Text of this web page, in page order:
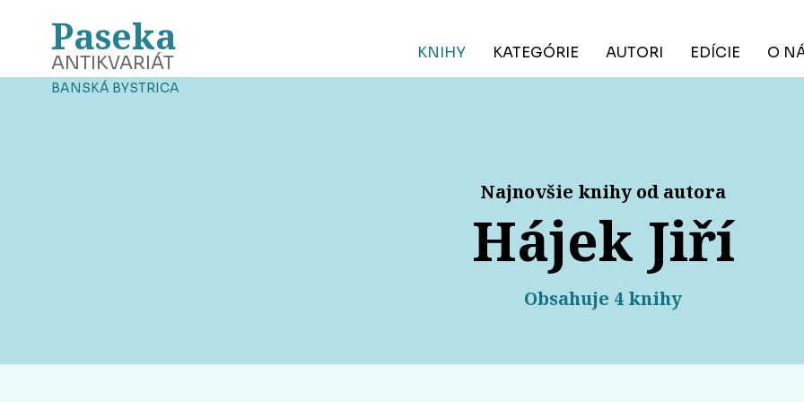
Paseka
ANTIKVARIÁT
BANSKÁ BYSTRICA
KNIHY KATEGÓRIE AUTORI EDÍCIE O
Najnovšie knihy od autora
Hájek Jiří
Obsahuje 4 knihy